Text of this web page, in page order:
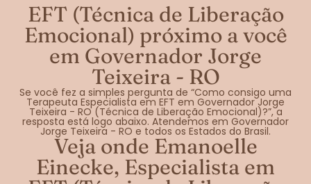
EFT (Técnica de Liberação
Emocional) próximo a você
em Governador Jorge
Teixeira - RO
Se você fez a simples pergunta de “Como consigo uma
Terapeuta Especialista em EFT em Governador Jorge
Teixeira - RO (Técnica de Liberação Emocional)?”, a
resposta está logo abaixo. Atendemos em Governador
Jorge Teixeira - RO e todos os Estados do Brasil.
Veja onde Emanoelle
Einecke, Especialista em